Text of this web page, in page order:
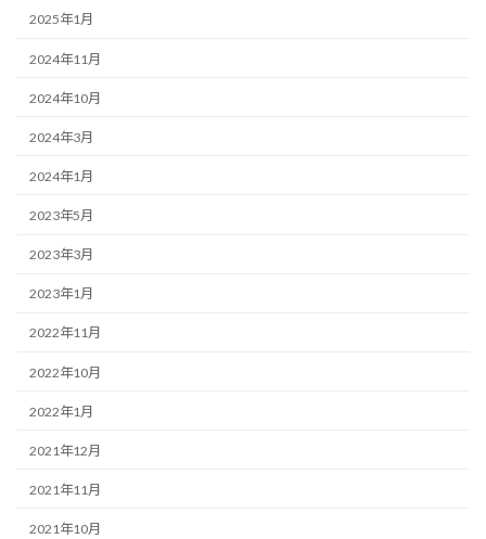
2025年1月
2024年11月
2024年10月
2024年3月
2024年1月
2023年5月
2023年3月
2023年1月
2022年11月
2022年10月
2022年1月
2021年12月
2021年11月
2021年10月